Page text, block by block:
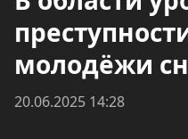
молодёжи
20.06.2025 14:28